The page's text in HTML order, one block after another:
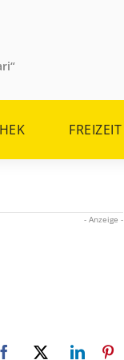
FREIZEIT
- Anzeige -